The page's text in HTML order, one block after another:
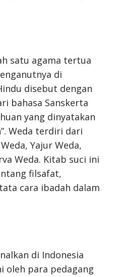
satu agama tertua
di
disebut dengan
bahasa Sanskerta
yang dinyatakan
Weda terdiri dari
Yajur Weda,
Weda. Kitab suci ini
filsafat,
cara ibadah dalam
di Indonesia
oleh para pedagang